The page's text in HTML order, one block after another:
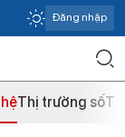
Đăng nhập
Thị trường số